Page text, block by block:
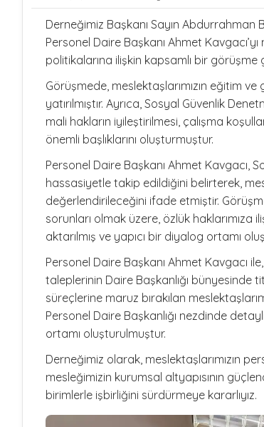
Derneğimiz Başkanı Sayın
Personel Daire Başkanı Ahmet
politikalarına ilişkin kapsamlı bir görüşme
Görüşmede, meslektaşlarımızın eğitim
yatırılmıştır. Ayrıca, Sosyal Güvenlik
mali hakların iyileştirilmesi, çalışma
önemli başlıklarını oluşturmuştur.
Personel Daire Başkanı Ahmet Kavgacı,
hassasiyetle takip edildiğini belirterek,
değerlendirileceğini ifade etmiştir.
sorunları olmak üzere, özlük haklarımıza
aktarılmış ve yapıcı bir diyalog ortamı
Personel Daire Başkanı Ahmet Kavgacı
taleplerinin Daire Başkanlığı bünyesinde
süreçlerine maruz bırakılan
Personel Daire Başkanlığı nezdinde
ortamı oluşturulmuştur.
Derneğimiz olarak, meslektaşlarımızın
mesleğimizin kurumsal altyapısının
birimlerle işbirliğini sürdürmeye kararlıyız.